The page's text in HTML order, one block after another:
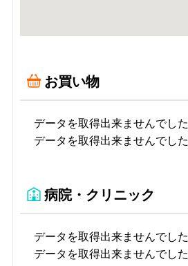
お買い物
データを取得出来ませんでした
データを取得出来ませんでした
病院・クリニック
データを取得出来ませんでした
データを取得出来ませんでした